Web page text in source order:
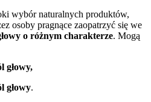
wybór naturalnych produktów,
osoby pragnące zaopatrzyć się we
o różnym charakterze. Mogą
głowy,
głowy.